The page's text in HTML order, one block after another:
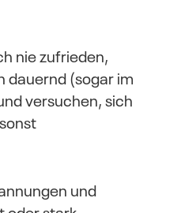
nie zufrieden,
dauernd (sogar im
versuchen, sich
und